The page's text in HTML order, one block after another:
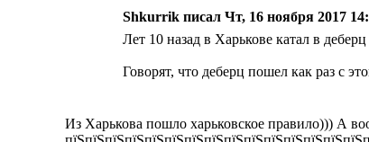
Shkurrik писал Чт, 16 ноября 2017
Лет 10 назад в Харькове катал в
Говорят, что деберц пошел как раз с
Из Харькова пошло харьковское правило))) А